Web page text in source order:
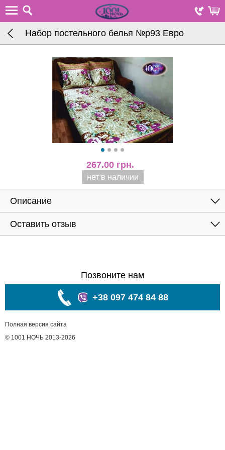
Набор постельного белья №р93 Евро
267.00 грн.
нет в наличии
Описание
Оставить отзыв
Позвоните нам
+38 097 474 84 88
Полная версия сайта
© 1001 НОЧЬ 2013-2026